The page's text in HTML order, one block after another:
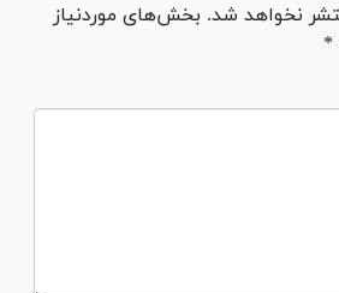
نخواهد شد. بخش‌های موردنیاز
*